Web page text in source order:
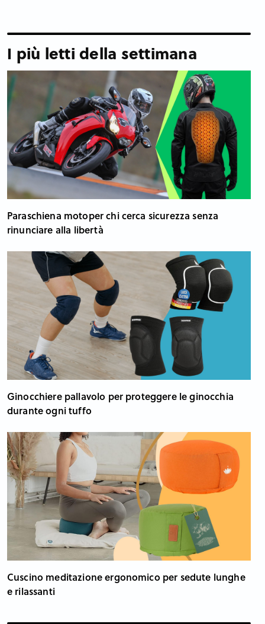
I più letti della settimana
Paraschiena motoper chi cerca sicurezza senza
rinunciare alla libertà
Ginocchiere pallavolo per proteggere le ginocchia
durante ogni tuffo
Cuscino meditazione ergonomico per sedute lunghe
e rilassanti